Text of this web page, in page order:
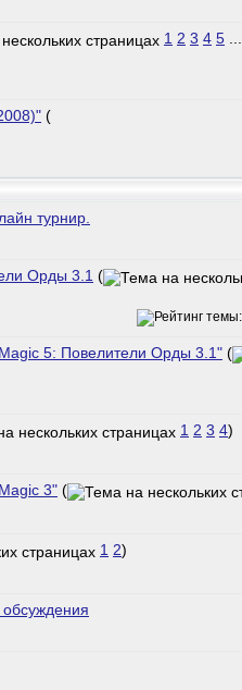
1 2 3 4 5 ...
(
турнир.
Орды 3.1 (
5: Повелители Орды 3.1" (
1 2 3 4)
3" (
1 2)